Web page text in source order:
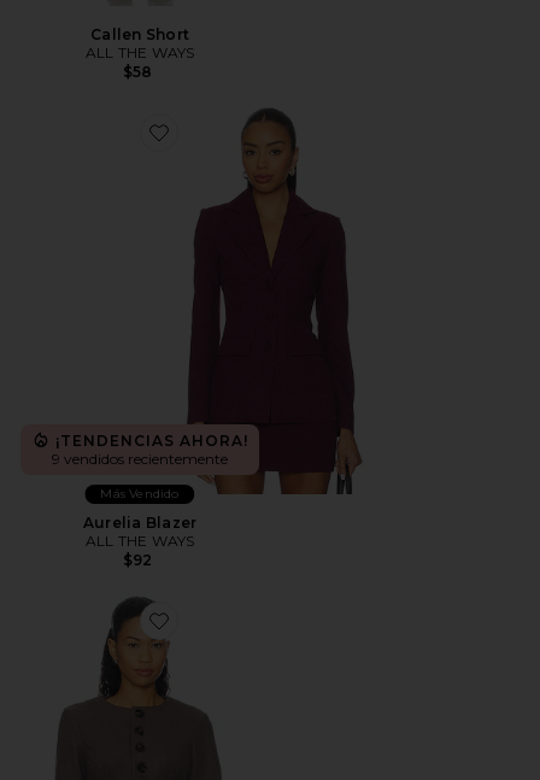
Callen Short
ALL THE WAYS
$58
Favorite Aurelia Blazer
¡TENDENCIAS AHORA!
9 vendidos recientemente
Más Vendido
Aurelia Blazer
ALL THE WAYS
$92
Favorite Callen Blazer